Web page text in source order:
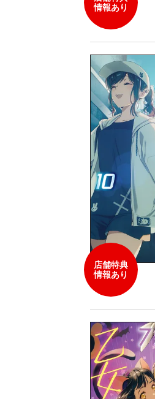
情報あり
店舗特典
情報あり